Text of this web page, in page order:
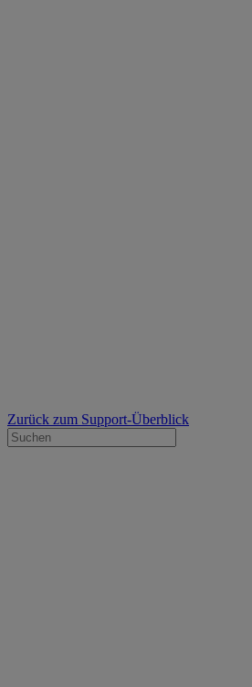
Zurück zum Support-Überblick